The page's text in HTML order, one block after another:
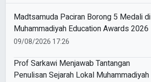
Madtsamuda Paciran Borong 5 Medali di
Muhammadiyah Education Awards 2026
09/08/2026 17:26
Prof Sarkawi Menjawab Tantangan
Penulisan Sejarah Lokal Muhammadiyah